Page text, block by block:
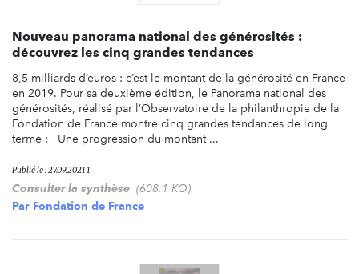
Nouveau panorama national des générosités :
découvrez les cinq grandes tendances
8,5 milliards d’euros : c’est le montant de la générosité en France
en 2019. Pour sa deuxième édition, le Panorama national des
générosités, réalisé par l’Observatoire de la philanthropie de la
Fondation de France montre cinq grandes tendances de long
terme : Une progression du montant ...
Publié le : 27.09.2021 1
Consulter la synthèse (608.1 KO)
Par Fondation de France